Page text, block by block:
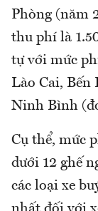
Phòng (năm
thu phí là
tự với mức
Lào Cai, Bến
Ninh Bình
Cụ thể, mức
dưới 12 ghế
các loại xe